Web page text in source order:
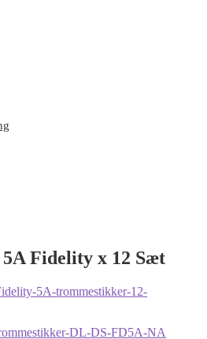
Fidelity x 12 Sæt